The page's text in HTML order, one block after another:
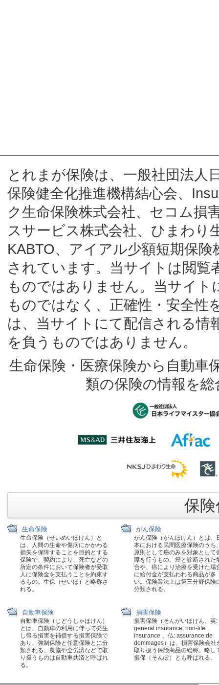
とれまが保険は、一般社団法人
保険健全化推進機構結心会、
ク生命保険株式会社、セコム損
スサービス株式会社、ひまわり
KABTO、アイアル少額短期保
されています。当サイトは閲覧
ものではありません。当サイ
ものではなく、正確性・安全性
は、当サイトにて配信される情
を負うものではありません。
生命保険・医療保険から自動車
類の保険の情報を
保
生命保険
生命保険（せいめいほけん）と
は、人間の生命や傷病にかかわる
損失を保障することを目的とする
保険で、契約により、死亡などの
所定の条件において保険者が受取
人に保険金を支払うことを約束す
るもの。生保（せいほ）と略称さ
れる。
がん保険
がん保険（がんほけん）とは、
本における民間医療保険のうち
原則として癌のみを対象として
障を行うもの。癌と診断された
合や、癌により治療を受けた場
に給付金が支払われる商品が多
い。保険業法上は第三分野保険
分類される。
自動車保険
自動車保険（じどうしゃほけん）
とは、自動車の利用に伴って発生
し得る損害を補償する損害保険で
あり、強制保険と任意保険とに分
類される。農協や全労済などで取
り扱うものは自動車共済と呼ばれ
る。
損害保険
損害保険（そんがいほけん、英:
general insurance, non-life
insurance 、仏: assurance de
dommages）は、損害保険会社
取り扱う保険商品の総称。略し
損保（そんぽ）とも呼ばれる。